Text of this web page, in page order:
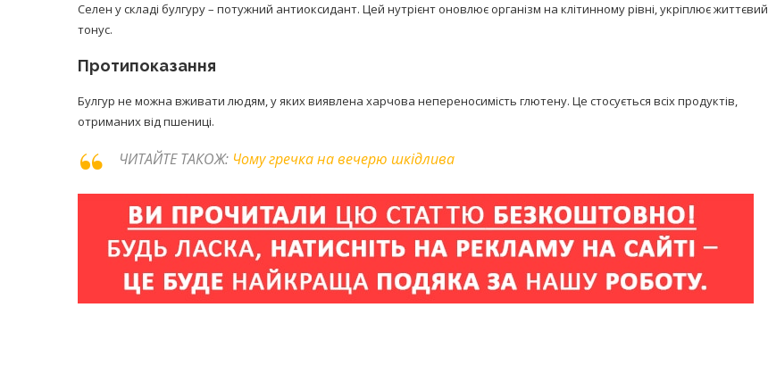
Селен у складі булгуру – потужний антиоксидант. Цей нутрієнт оновлює організм на клітинному рівні, укріплює життєвий
тонус.
Протипоказання
Булгур не можна вживати людям, у яких виявлена харчова непереносимість глютену. Це стосується всіх продуктів,
отриманих від пшениці.
ЧИТАЙТЕ ТАКОЖ: Чому гречка на вечерю шкідлива